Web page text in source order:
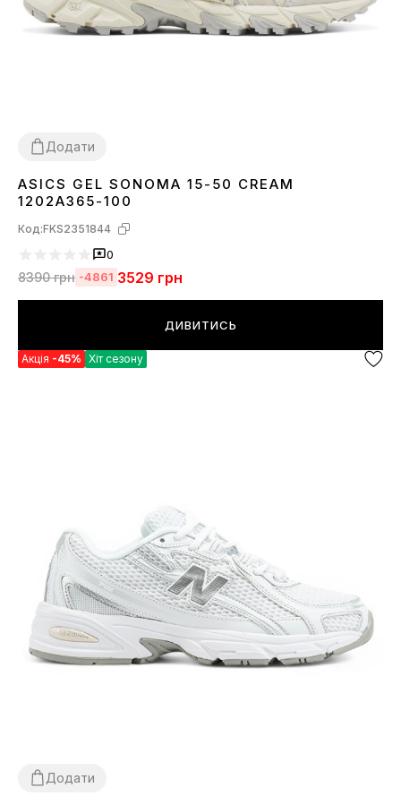
Додати
36 37383940 41 4344
ASICS GEL SONOMA 15-50 CREAM
1202A365-100
Код:FKS2351844
0
8390грн -4861 3529 грн
ДИВИТИСЬ
Акція -45% Хіт сезону
Додати